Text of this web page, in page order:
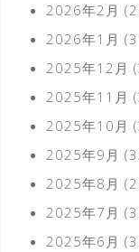
2026年2月
2026年1月
2025年12月
2025年11月
2025年10月
2025年9月
2025年8月
2025年7月
2025年6月